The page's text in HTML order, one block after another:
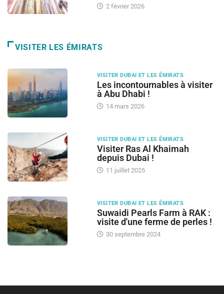
2 février 2026
VISITER LES ÉMIRATS
VISITER DUBAI ET LES ÉMIRATS
Les incontournables à visiter
à Abu Dhabi !
14 mars 2026
VISITER DUBAI ET LES ÉMIRATS
Visiter Ras Al Khaimah
depuis Dubai !
11 juillet 2025
VISITER DUBAI ET LES ÉMIRATS
Suwaidi Pearls Farm à RAK :
visite d'une ferme de perles !
30 septembre 2024